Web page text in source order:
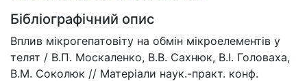
Бібліографічний опис
Вплив мікрогепатовіту на обмін мікроелементів у
телят / В.П. Москаленко, В.В. Сахнюк, В.І. Головаха,
В.М. Соколюк // Матеріали наук.-практ. конф.